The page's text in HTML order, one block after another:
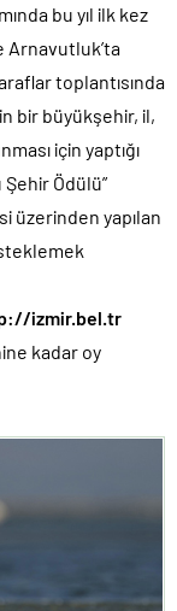
bu yıl ilk kez
Arnavutluk’ta
toplantısında
bir büyükşehir, il,
için yaptığı
Ödülü”
üzerinden yapılan
izmir.bel.tr
kadar oy